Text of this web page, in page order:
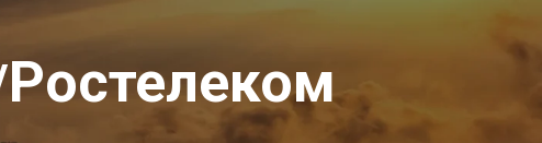
Ростелеком